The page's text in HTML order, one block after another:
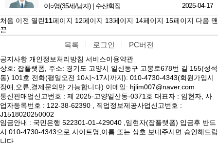
이○영(35세/남자) | 수산회집
2025-04-17
처음 이전 열린11페이지 12페이지 13페이지 14페이지 15페이지 다음 맨
끝
목록 로그인 PC버전
공지사항 개인정보처리방침 서비스이용약관
상호: 잡플랫폼, 주소: 경기도 고양시 일산동구 고봉로678번 길 155(성석
동) 101호 전화(평일오전 10시~17시까지): 010-4730-4343(회원가입시
장애,오류,결제문의만 가능합니다) 이메일: hjlim007@naver.com
통신판매업신고번호 : 제 2025-고양일산동-0371호 대표자 : 임현자, 사
업자등록번호 : 122-38-62390 , 직업정보제공사업신고번호 :
J1518020250002
임금안내 : 국민은행 522301-01-429040 ,임현자(잡플랫폼) 입금후 반드
시 010-4730-4343으로 사이트명,이름 또는 상호 보내주시면 승인해드립
니다